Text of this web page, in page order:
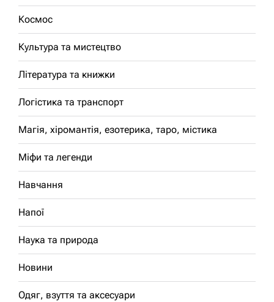
Космос
Культура та мистецтво
Література та книжки
Логістика та транспорт
Магія, хіромантія, езотерика, таро, містика
Міфи та легенди
Навчання
Напої
Наука та природа
Новини
Одяг, взуття та аксесуари